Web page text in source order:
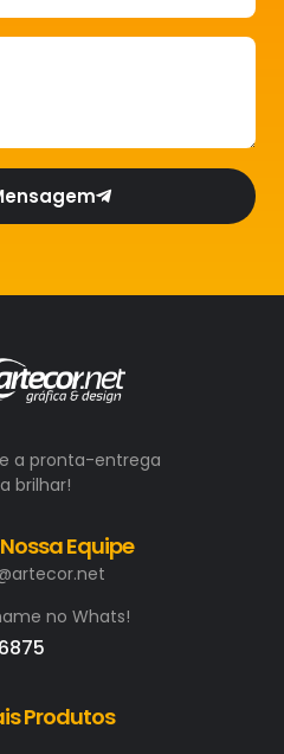
a pronta-entrega
brilhar!
Equipe
no Whats!
Produtos